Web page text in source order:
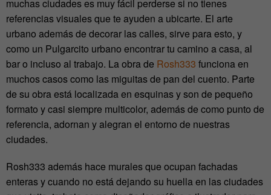
muchas ciudades es muy fácil perderse si no tienes
referencias visuales que te ayuden a ubicarte. El arte
urbano además de decorar las calles, sirve para esto, y
como un Pulgarcito urbano encontrar tu camino a casa, al
bar o incluso al trabajo. La obra de Rosh333 funciona en
muchos casos como las miguitas de pan del cuento. Parte
de su obra está localizada en esquinas y son de pequeño
formato y casi siempre multicolor, además de como punto de
referencia, adornan y alegran el entorno de nuestras
ciudades.
Rosh333 además hace murales que ocupan fachadas
enteras y cuando no está dejando su huella en las ciudades